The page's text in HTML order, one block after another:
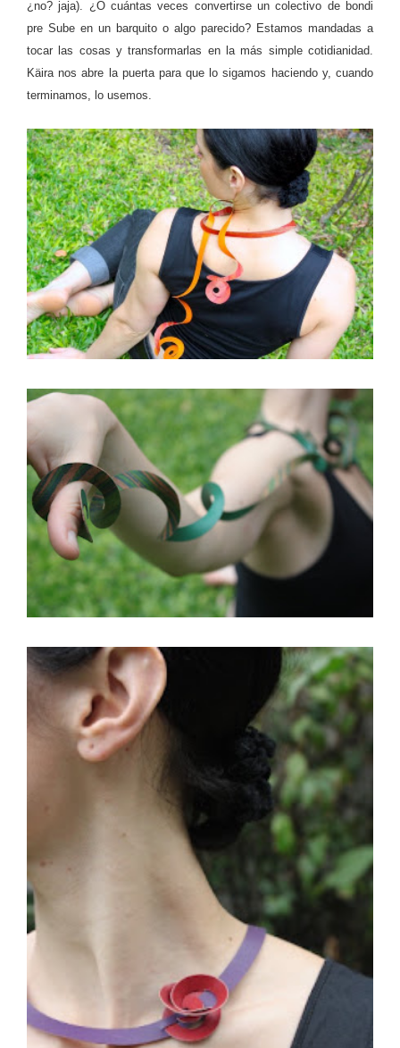
¿no? jaja). ¿O cuántas veces convertirse un colectivo de bondi
pre Sube en un barquito o algo parecido? Estamos mandadas a
tocar las cosas y transformarlas en la más simple cotidianidad.
Käira nos abre la puerta para que lo sigamos haciendo y, cuando
terminamos, lo usemos.